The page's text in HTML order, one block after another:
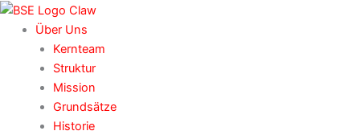
Zum
Inhalt
springen
Über Uns
Kernteam
Struktur
Mission
Grundsätze
Historie